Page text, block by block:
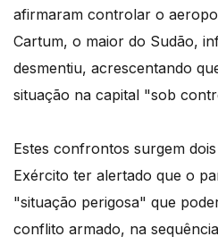
afirmaram controlar o
Cartum, o maior do Sudão,
desmentiu, acrescentando
situação na capital "sob
Estes confrontos surgem
Exército ter alertado que o
"situação perigosa" que
conflito armado, na